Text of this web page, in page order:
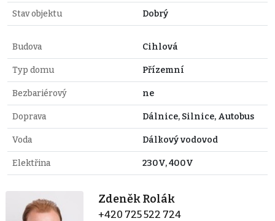
Stav objektu Dobrý
Budova Cihlová
Typ domu Přízemní
Bezbariérový ne
Doprava Dálnice, Silnice, Autobus
Voda Dálkový vodovod
Elektřina 230V, 400V
Zdeněk Rolák
+420 725 522 724